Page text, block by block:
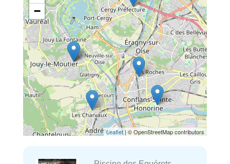
−
Leaflet | © OpenStreetMap contributors